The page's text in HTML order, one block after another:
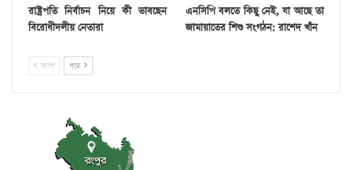
রাষ্ট্রপতি নির্বাচন নিয়ে কী ভাবছেন
বিরোধীদলীয় নেতারা
এনসিপি বলতে কিছু নেই, যা আছে তা
জামায়াতের শিশু সংগঠন: রাশেদ খাঁন
আগে পরে